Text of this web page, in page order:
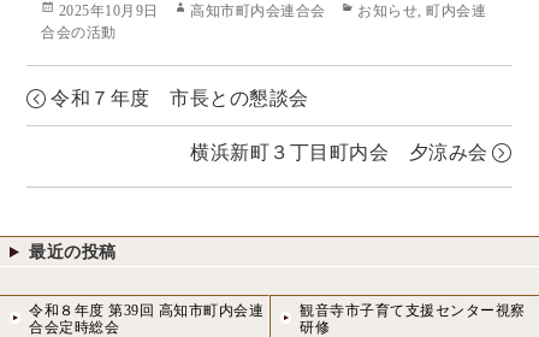
Posted
on
2025年10月9日 Author
高知市町内会連合会 Categories
お知らせ,町内会連
合会の活動
令和７年度 市長との懇談会
横浜新町３丁目町内会 夕涼み会
最近の投稿
令和８年度 第39回 高知市町内会連
合会定時総会
観音寺市子育て支援センター視察
研修